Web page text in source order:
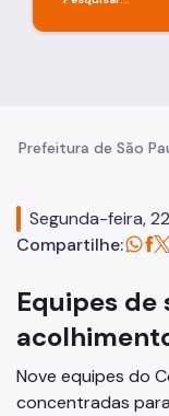
Prefeitura de São
Segunda-feira,
Compartilhe:
Equipes de
Nove equipes do
concentradas